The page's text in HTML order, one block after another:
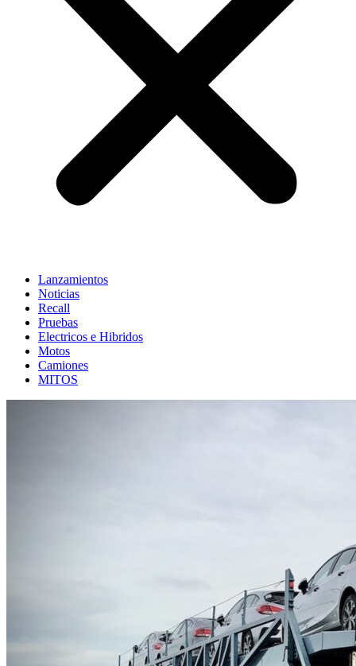
Lanzamientos
Noticias
Recall
Pruebas
Electricos e Hibridos
Motos
Camiones
MITOS